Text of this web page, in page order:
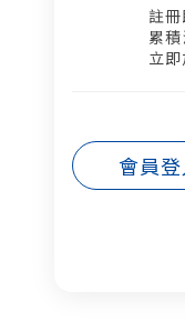
註
累
立
會員登